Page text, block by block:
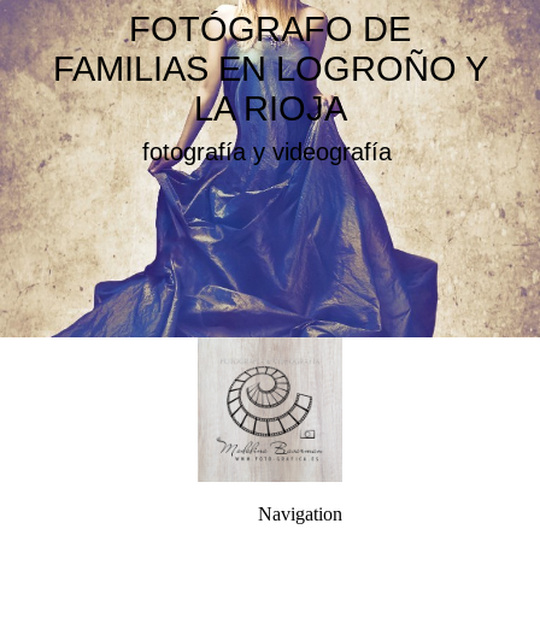
FOTÓGRAFO DE
FAMILIAS EN LOGROÑO Y
LA RIOJA
fotografía y videografía
Navigation